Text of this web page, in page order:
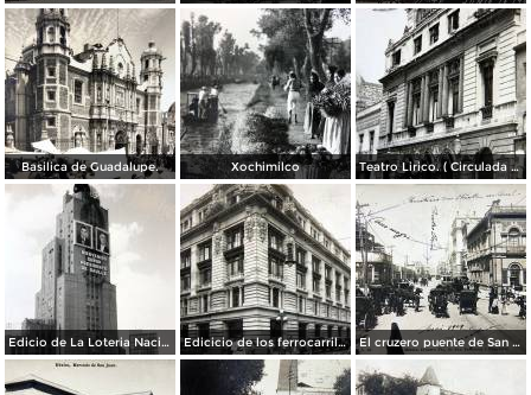
Basilica de Guadalupe. Xochimilco Teatro Lirico. ( Circulada el 1 de Agosto de 1926 ).
Edicio de La Loteria Nacional Ciudad de México Abril de 1964 Edicicio de los ferrocarriles. El cruzero puente de San Francisco y Guardiola por el fotografo Felix Miret.